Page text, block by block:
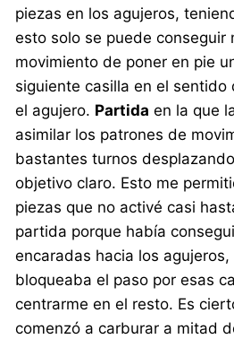
piezas en los agujeros,
esto solo se puede conseguir
movimiento de poner en pie
siguiente casilla en el sentido
el agujero. Partida en la que
asimilar los patrones de
bastantes turnos
objetivo claro. Esto me
piezas que no activé casi
partida porque había
encaradas hacia los
bloqueaba el paso por esas
centrarme en el resto. Es
comenzó a carburar a mitad